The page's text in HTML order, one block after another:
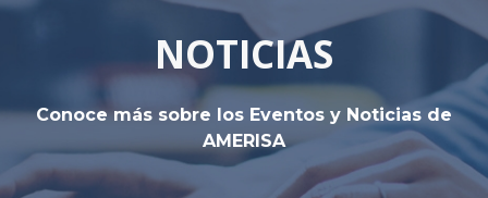
NOTICIAS
Conoce más sobre los Eventos y Noticias de
AMERISA